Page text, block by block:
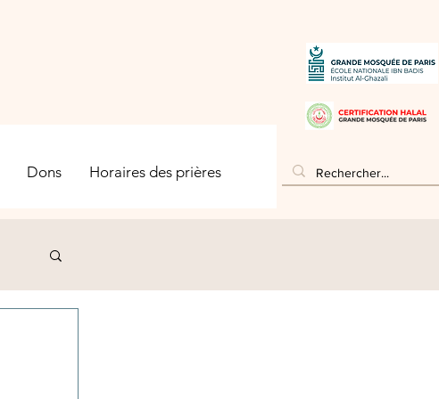
Dons Horaires des prières